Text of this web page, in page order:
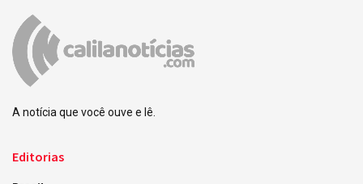
A notícia que você ouve e lê.
Editorias